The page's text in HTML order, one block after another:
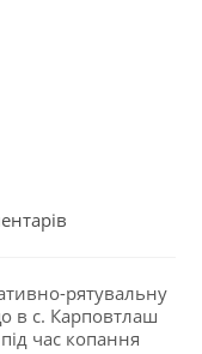
рятувальну
в с. Карповтлаш
час копання